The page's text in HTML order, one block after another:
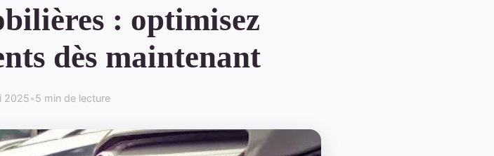
: optimisez
dès maintenant
2025•5 min de lecture